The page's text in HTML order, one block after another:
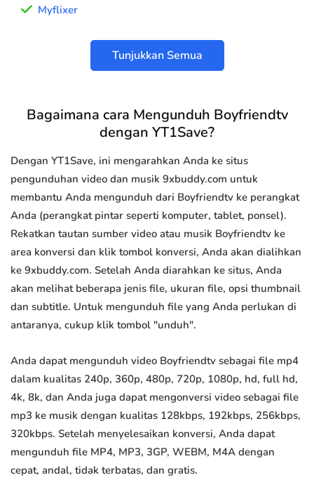
Myflixer
Tunjukkan Semua
Bagaimana cara Mengunduh Boyfriendtv
dengan YT1Save?
Dengan YT1Save, ini mengarahkan Anda ke situs
pengunduhan video dan musik 9xbuddy.com untuk
membantu Anda mengunduh dari Boyfriendtv ke perangkat
Anda (perangkat pintar seperti komputer, tablet, ponsel).
Rekatkan tautan sumber video atau musik Boyfriendtv ke
area konversi dan klik tombol konversi, Anda akan dialihkan
ke 9xbuddy.com. Setelah Anda diarahkan ke situs, Anda
akan melihat beberapa jenis file, ukuran file, opsi thumbnail
dan subtitle. Untuk mengunduh file yang Anda perlukan di
antaranya, cukup klik tombol "unduh".
Anda dapat mengunduh video Boyfriendtv sebagai file mp4
dalam kualitas 240p, 360p, 480p, 720p, 1080p, hd, full hd,
4k, 8k, dan Anda juga dapat mengonversi video sebagai file
mp3 ke musik dengan kualitas 128kbps, 192kbps, 256kbps,
320kbps. Setelah menyelesaikan konversi, Anda dapat
mengunduh file MP4, MP3, 3GP, WEBM, M4A dengan
cepat, andal, tidak terbatas, dan gratis.